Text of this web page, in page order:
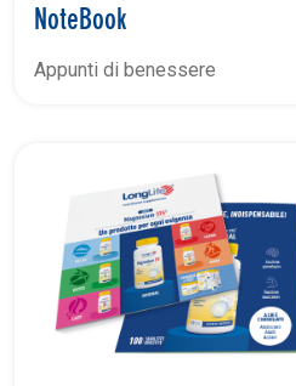
NoteBook
Appunti di benessere